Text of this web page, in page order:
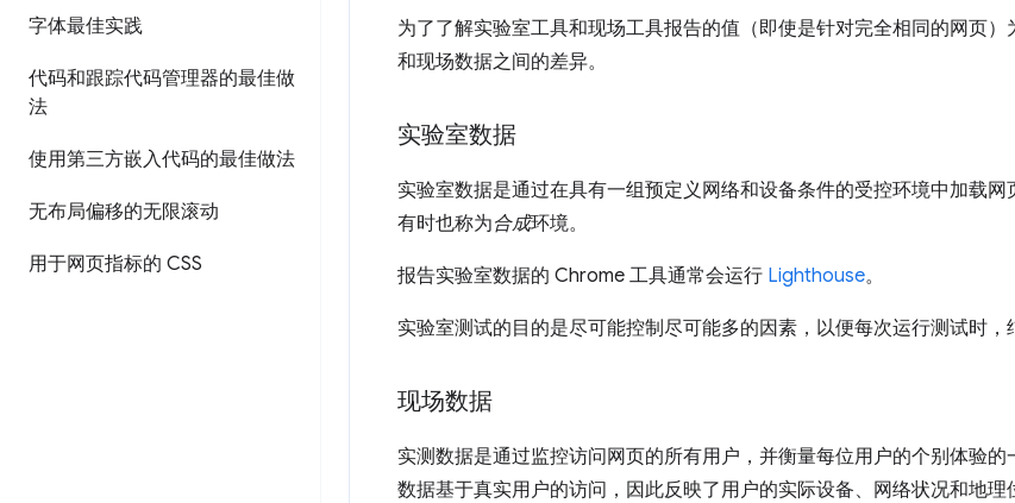
字体最佳实践
代码和跟踪代码管理器的最佳做
法
使用第三方嵌入代码的最佳做法
无布局偏移的无限滚动
用于网页指标的 CSS
为了了解实验室工具和现场工具报告的值（即使是针对完全相同的网页
和现场数据之间的差异。
实验室数据
实验室数据是通过在具有一组预定义网络和设备条件的受控环境中加载
有时也称为合成环境。
报告实验室数据的 Chrome 工具通常会运行 Lighthouse。
实验室测试的目的是尽可能控制尽可能多的因素，以便每次运行测试时，
现场数据
实测数据是通过监控访问网页的所有用户，并衡量每位用户的个别体验
数据基于真实用户的访问，因此反映了用户的实际设备、网络状况和地理